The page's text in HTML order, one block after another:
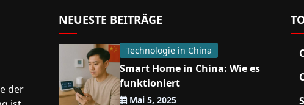
der
NEUESTE BEITRÄGE
Technologie in China
Smart Home in China: Wie es
funktioniert
Mai 5, 2025